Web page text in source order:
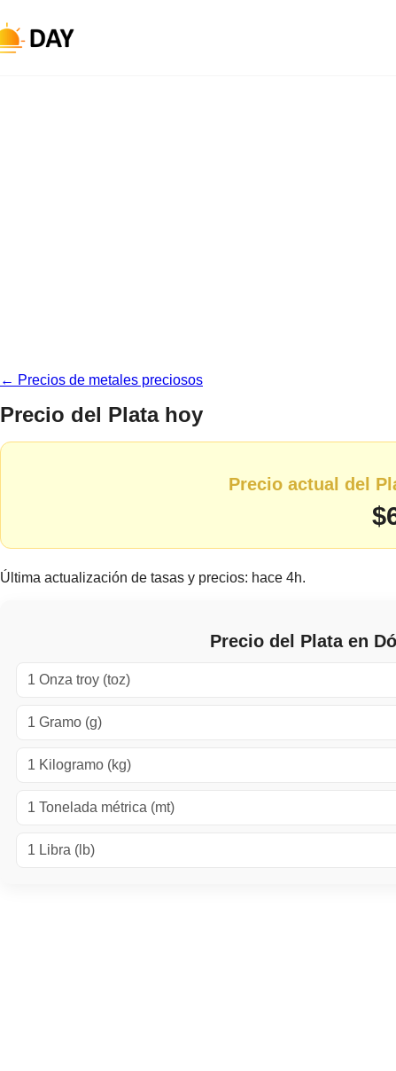
← Precios de metales preciosos
Precio del Plata hoy
Precio actual del
Última actualización de tasas y precios: hace 4h.
Precio del Plata en
1 Onza troy (toz)
1 Gramo (g)
1 Kilogramo (kg)
1 Tonelada métrica (mt)
1 Libra (lb)